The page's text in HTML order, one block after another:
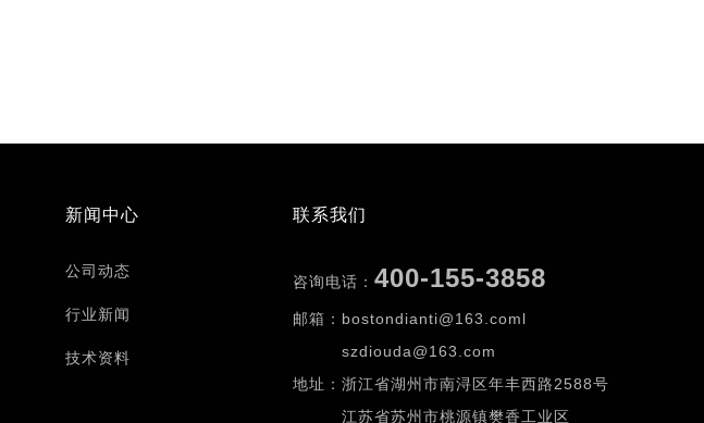
新闻中心
公司动态
行业新闻
技术资料
联系我们
咨询电话： 400-155-3858
邮箱：bostondianti@163.coml
szdiouda@163.com
地址：浙江省湖州市南浔区年丰西路2588号
江苏省苏州市桃源镇樊香工业区